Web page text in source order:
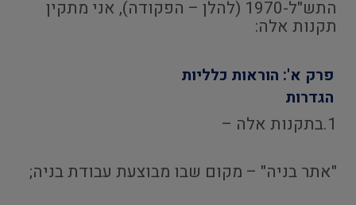
התש"ל-1970 (להלן – הפקודה), אני מתקין
תקנות אלה:
פרק א': הוראות כלליות
הגדרות
1.בתקנות אלה –
"אתר בניה" – מקום שבו מבוצעת עבודת בניה;